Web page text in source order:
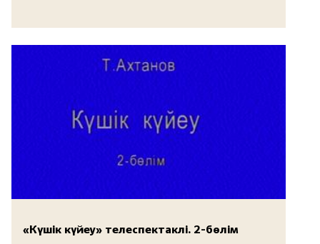
«Күшік күйеу» телеспектаклі. 2-бөлім